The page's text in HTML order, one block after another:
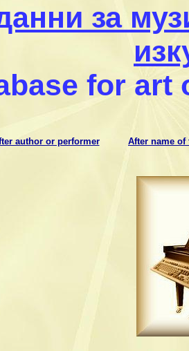
за
for art
author or performer After name